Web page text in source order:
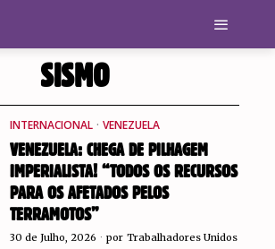
SISMO
INTERNACIONAL · VENEZUELA
VENEZUELA: CHEGA DE PILHAGEM
IMPERIALISTA! “TODOS OS RECURSOS
PARA OS AFETADOS PELOS
TERRAMOTOS”
30 de Julho, 2026 por Trabalhadores Unidos